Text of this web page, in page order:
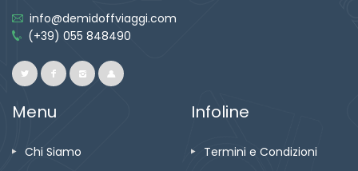
info@demidoffviaggi.com
(+39) 055 848490
Menu
Chi Siamo
Infoline
Termini e Condizioni